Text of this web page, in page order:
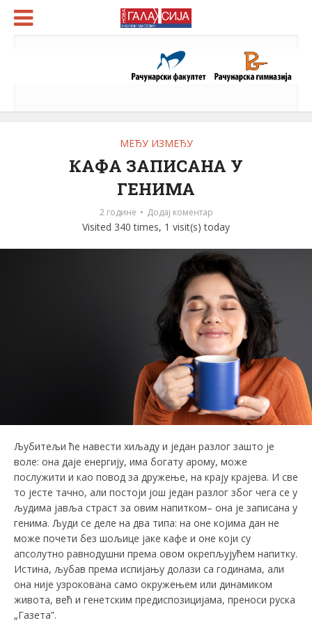
МЕЂУ ИЗМЕЂУ
КАФА ЗАПИСАНА У
ГЕНИМА
2 године Додај коментар
Visited 340 times, 1 visit(s) today
Љубитељи ће навести хиљаду и један разлог зашто је
воле: она даје енергију, има богату арому, може
послужити и као повод за дружење, на крају крајева. И све
то јесте тачно, али постоји још један разлог због чега се у
људима јавља страст за овим напитком– она је записана у
генима. Људи се деле на два типа: на оне којима дан не
може почети без шољице јаке кафе и оне који су
апсолутно равнодушни према овом окрепљујућем напитку.
Истина, љубав према испијању долази са годинама, али
она није узрокована само окружењем или динамиком
живота, већ и генетским предиспозицијама, преноси рускa
„Газета”.